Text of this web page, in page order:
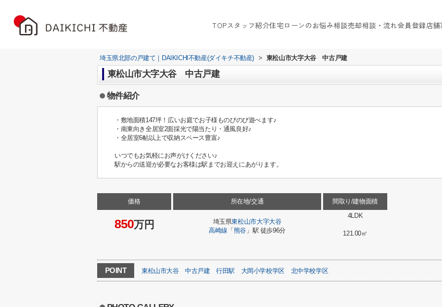
TOPスタッフ紹介住宅ローンのお悩み相談売却相談・流れ会員登録店
埼玉県北部の戸建て｜DAIKICHI不動産(ダイキチ不動産) > 東松山市大字大谷 中古戸建
東松山市大字大谷 中古戸建
物件紹介
・敷地面積147坪！広いお庭でお子様ものびのび遊べます♪
・南東向き全居室2面採光で陽当たり・通風良好♪
・全居室6帖以上で収納スペース豊富♪
いつでもお気軽にお声がけください♪
駅からの送迎が必要なお客様は駅までお迎えにあがります。
価格
850万円
所在地/交通
埼玉県東松山市大字大谷
高崎線 「 熊谷」駅 徒歩96分
間取り/建物面積
4LDK
121.00㎡
POINT 東松山市大谷 中古戸建 行田駅 大岡小学校学区 北中学校学区